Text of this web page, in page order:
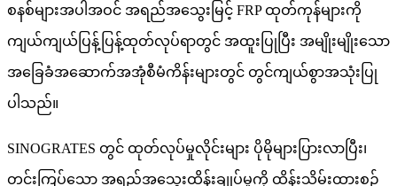
စနစ်များအပါအဝင် အရည်အသွေးမြင့် FRP ထုတ်ကုန်များကို
ကျယ်ကျယ်ပြန့်ပြန့်ထုတ်လုပ်ရာတွင် အထူးပြုပြီး အမျိုးမျိုးသော
အခြေခံအဆောက်အအုံစီမံကိန်းများတွင် တွင်ကျယ်စွာအသုံးပြု
ပါသည်။
SINOGRATES တွင် ထုတ်လုပ်မှုလိုင်းများ ပိုမိုများပြားလာပြီး၊
တင်းကြပ်သော အရည်အသွေးထိန်းချုပ်မှုကို ထိန်းသိမ်းထားစဉ်